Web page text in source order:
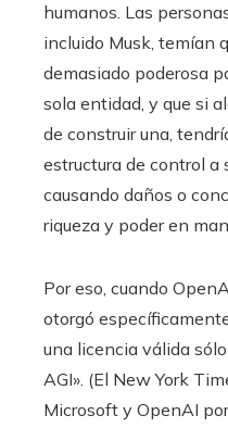
humanos. Las
incluido Musk, temían
demasiado poderosa
sola entidad, y que si
de construir una,
estructura de control a
causando daños o
riqueza y poder en
Por eso, cuando
otorgó
una licencia válida
AGI». (El New York
Microsoft y OpenAI